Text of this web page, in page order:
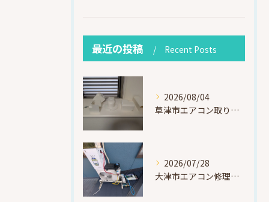
最近の投稿 Recent Posts
2026/08/04
草津市エアコン取り付け｜お客様取り外し済・化粧カバー再利用（ダイキン S225ATES・アウルコート草津）
2026/07/28
大津市エアコン修理｜冷媒漏れを特定！高所作業で東芝RAS-F221ARTを修理・ガスチャージ